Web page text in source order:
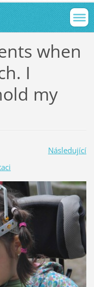
when
I
my
Následující